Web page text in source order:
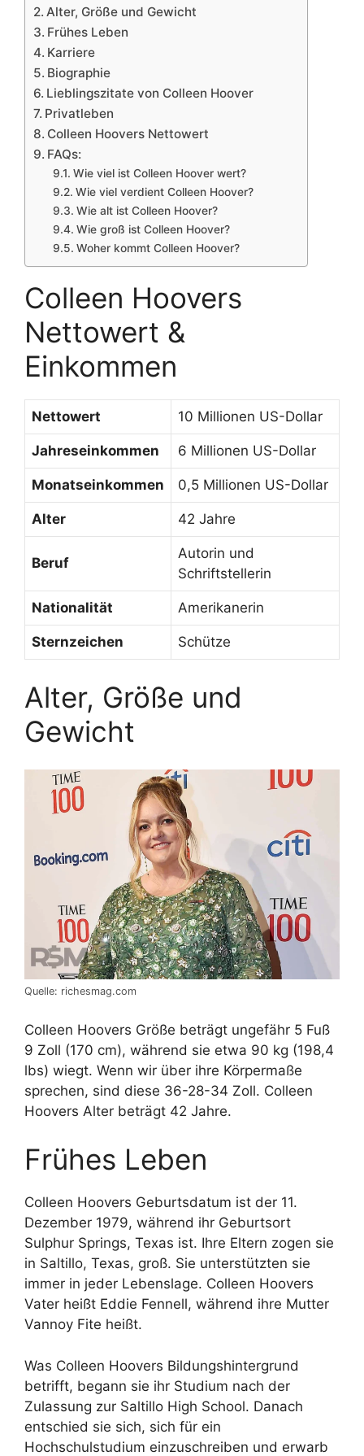
Alter, Größe und Gewicht
Frühes Leben
Karriere
Biographie
Lieblingszitate von Colleen Hoover
Privatleben
Colleen Hoovers Nettowert
FAQs:
Wie viel ist Colleen Hoover wert?
Wie viel verdient Colleen Hoover?
Wie alt ist Colleen Hoover?
Wie groß ist Colleen Hoover?
Woher kommt Colleen Hoover?
Colleen Hoovers
Nettowert &
Einkommen
Nettowert 10 Millionen US-Dollar
Jahreseinkommen 6 Millionen US-Dollar
Monatseinkommen 0,5 Millionen US-Dollar
Alter 42 Jahre
Beruf
Autorin und
Schriftstellerin
Nationalität Amerikanerin
Sternzeichen Schütze
Alter, Größe und
Gewicht
Quelle: richesmag.com
Colleen Hoovers Größe beträgt ungefähr 5 Fuß
9 Zoll (170 cm), während sie etwa 90 kg (198,4
lbs) wiegt. Wenn wir über ihre Körpermaße
sprechen, sind diese 36-28-34 Zoll. Colleen
Hoovers Alter beträgt 42 Jahre.
Frühes Leben
Colleen Hoovers Geburtsdatum ist der 11.
Dezember 1979, während ihr Geburtsort
Sulphur Springs, Texas ist. Ihre Eltern zogen sie
in Saltillo, Texas, groß. Sie unterstützten sie
immer in jeder Lebenslage. Colleen Hoovers
Vater heißt Eddie Fennell, während ihre Mutter
Vannoy Fite heißt.
Was Colleen Hoovers Bildungshintergrund
betrifft, begann sie ihr Studium nach der
Zulassung zur Saltillo High School. Danach
entschied sie sich, sich für ein
Hochschulstudium einzuschreiben und erwarb